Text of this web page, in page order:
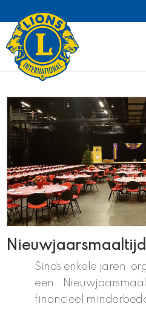
Nieuwjaarsmaaltijd
Sinds enkele jaren
een
financieel